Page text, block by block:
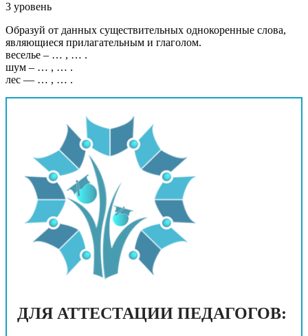
3 уровень
Образуй от данных существительных однокоренные слова,
являющиеся прилагательным и глаголом.
веселье – … , … .
шум – … , … .
лес — … , … .
ДЛЯ АТТЕСТАЦИИ ПЕДАГОГОВ: